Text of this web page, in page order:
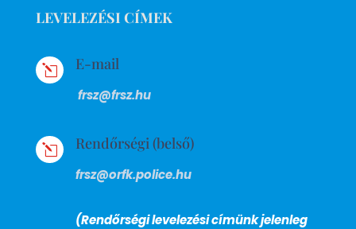
LEVELEZÉSI CÍMEK
l E-mail
frsz@frsz.hu
l Rendőrségi (belső)
frsz@orfk.police.hu
(Rendőrségi levelezési címünk jelenleg